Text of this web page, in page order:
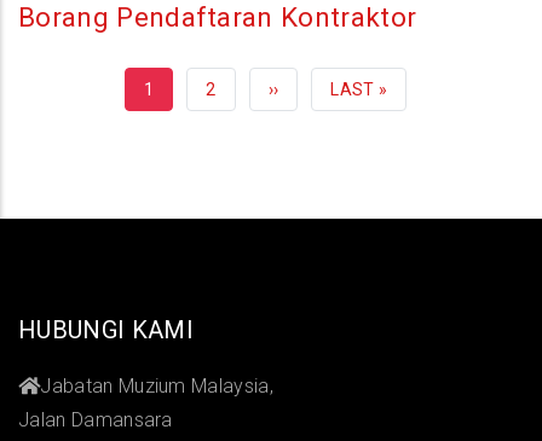
Borang Pendaftaran Kontraktor
CURRENT
1 HALAMAN
2 NEXT
›› LAST
LAST »
HUBUNGI KAMI
Jabatan Muzium Malaysia,
Jalan Damansara